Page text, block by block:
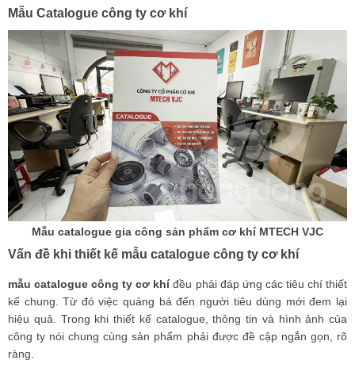
Mẫu Catalogue công ty cơ khí
Mẫu catalogue gia công sản phẩm cơ khí MTECH VJC
Vấn đề khi thiết kế mẫu catalogue công ty cơ khí
mẫu catalogue công ty cơ khíđều phải đáp ứng các tiêu chí thiết
kế chung. Từ đó việc quảng bá đến người tiêu dùng mới đem lại
hiệu quả. Trong khi thiết kế catalogue, thông tin và hình ảnh của
công ty nói chung cùng sản phẩm phải được đề cập ngắn gọn, rõ
ràng.